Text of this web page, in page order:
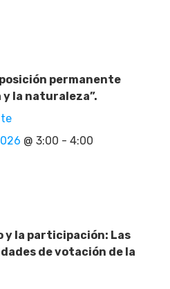
permanente
la naturaleza”.
@ 3:00 - 4:00
y la participación: Las
de votación de la